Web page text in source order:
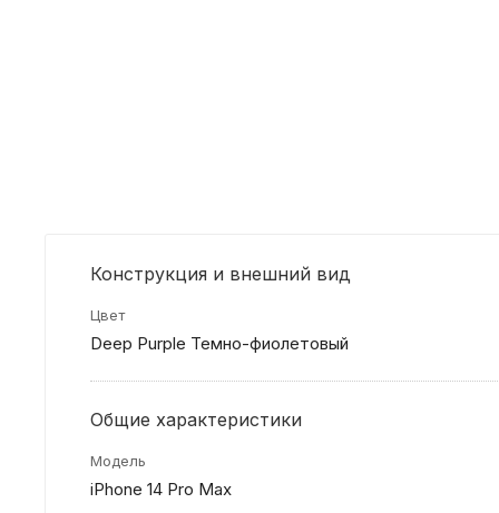
Конструкция и внешний вид
Цвет
Deep Purple Темно-фиолетовый
Общие характеристики
Модель
iPhone 14 Pro Max